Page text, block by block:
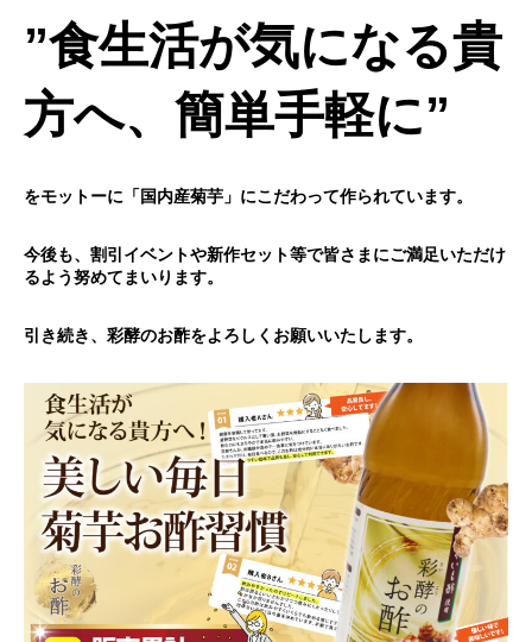
”食生活が気になる貴
方へ、簡単手軽に”
をモットーに「国内産菊芋」にこだわって作られています。
今後も、割引イベントや新作セット等で皆さまにご満足いただけ
るよう努めてまいります。
引き続き、彩酵のお酢をよろしくお願いいたします。